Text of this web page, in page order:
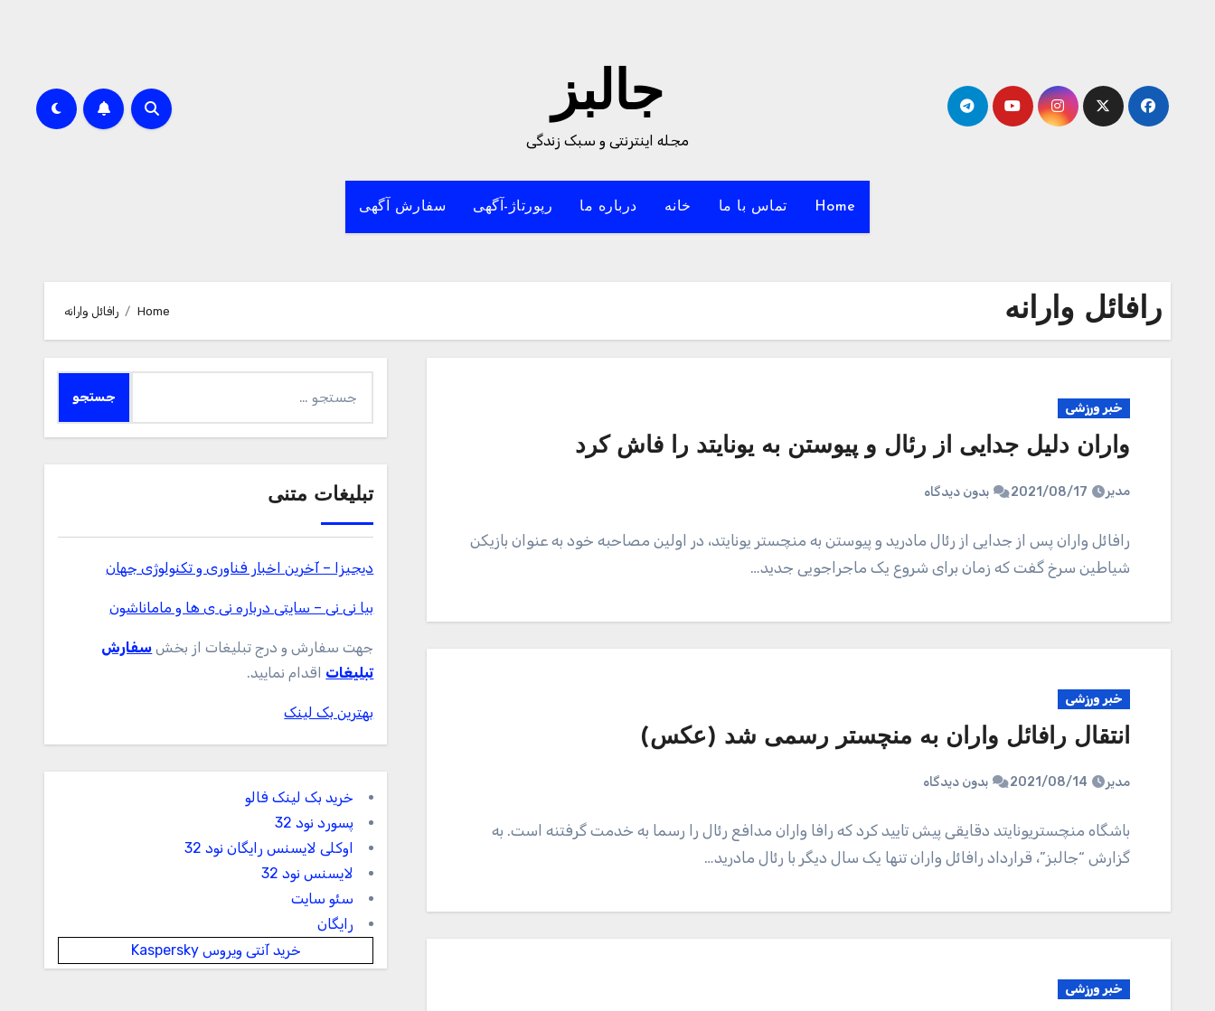
جالبز
مجله اینترنتی و سبک زندگی
Home تماس با ما خانه درباره ما رپورتاژ-آگهی سفارش آگهی
رافائل وارانه Home رافائل وارانه
خبر ورزشی
واران دلیل جدایی از رئال و پیوستن به یونایتد را فاش کرد
مدیر 2021/08/17 بدون دیدگاه
رافائل واران پس از جدایی از رئال مادرید و پیوستن به منچستر یونایتد، در اولین مصاحبه خود به عنوان بازیکن
شیاطین سرخ گفت که زمان برای شروع یک ماجراجویی جدید…
خبر ورزشی
انتقال رافائل واران به منچستر رسمی شد (عکس)
مدیر 2021/08/14 بدون دیدگاه
باشگاه منچستریونایتد دقایقی پیش تایید کرد که رافا واران مدافع رئال را رسما به خدمت گرفتنه است. به
گزارش “جالبز”، قرارداد رافائل واران تنها یک سال دیگر با رئال مادرید…
خبر ورزشی
برای:
تبلیغات متنی
دیجیزا – آخرین اخبار فناوری و تکنولوژی جهان
بیا نی نی – سایتی درباره نی ی ها و ماماناشون
جهت سفارش و درج تبلیغات از بخش سفارش
تبلیغات اقدام نمایید.
بهترین بک لینک
خرید بک لینک فالو
پسورد نود 32
اوکلی لایسنس رایگان نود 32
لایسنس نود 32
سئو سایت
رایگان
خرید آنتی ویروس Kaspersky